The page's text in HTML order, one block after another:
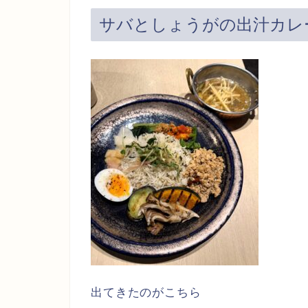
サバとしょうがの出汁カレ
出てきたのがこちら